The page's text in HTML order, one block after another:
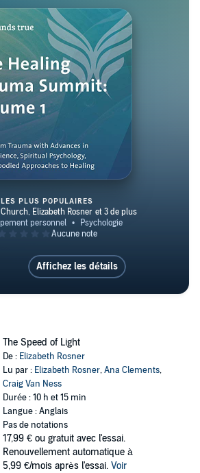
The Healing Trauma Summit:
LES PLUS POPULAIRES
Affichez les détails
The Speed of Light
De : Elizabeth Rosner
Lu par : Elizabeth Rosner,Ana Clements,
Craig Van Ness
Durée : 10 h et 15 min
Langue : Anglais
Pas de notations
17,99 € ou gratuit avec l'essai.
Renouvellement automatique à
5,99 €/mois après l'essai. Voir